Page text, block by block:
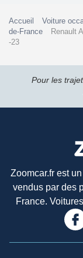
Accueil Voiture
de-France
Renault
-23
Pour les
Zoomcar.fr est
vendus par des
France.